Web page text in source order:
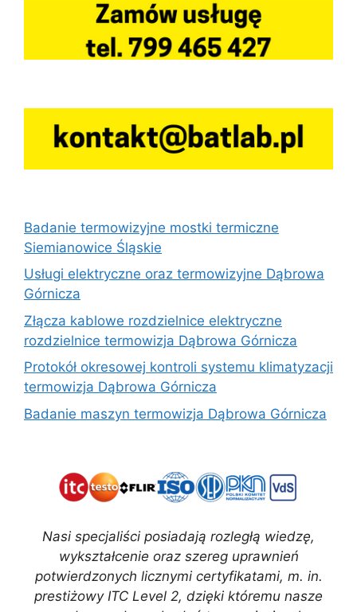
Badanie termowizyjne mostki termiczne
Siemianowice Śląskie
Usługi elektryczne oraz termowizyjne Dąbrowa
Górnicza
Złącza kablowe rozdzielnice elektryczne
rozdzielnice termowizja Dąbrowa Górnicza
Protokół okresowej kontroli systemu klimatyzacji
termowizja Dąbrowa Górnicza
Badanie maszyn termowizja Dąbrowa Górnicza
Nasi specjaliści posiadają rozległą wiedzę,
wykształcenie oraz szereg uprawnień
potwierdzonych licznymi certyfikatami, m. in.
prestiżowy ITC Level 2, dzięki któremu nasze